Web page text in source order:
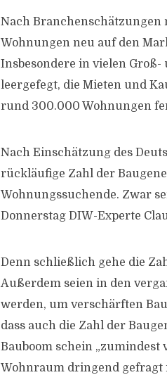
Nach Branchenschätzungen
Wohnungen neu auf den
Insbesondere in vielen
leergefegt, die Mieten und
rund 300.000 Wohnungen
Nach Einschätzung des
rückläufige Zahl der
Wohnungssuchende. Zwar
Donnerstag DIW-Experte
Denn schließlich gehe die
Außerdem seien in den
werden, um verschärften
dass auch die Zahl der
Bauboom schein „zumindest
Wohnraum dringend gefragt